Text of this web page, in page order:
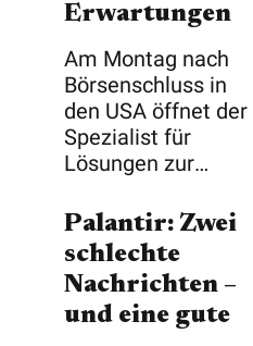
Erwartungen
Am Montag nach
Börsenschluss in
den USA öffnet der
Spezialist für
Lösungen zur
...
Palantir: Zwei
schlechte
Nachrichten –
und eine gute